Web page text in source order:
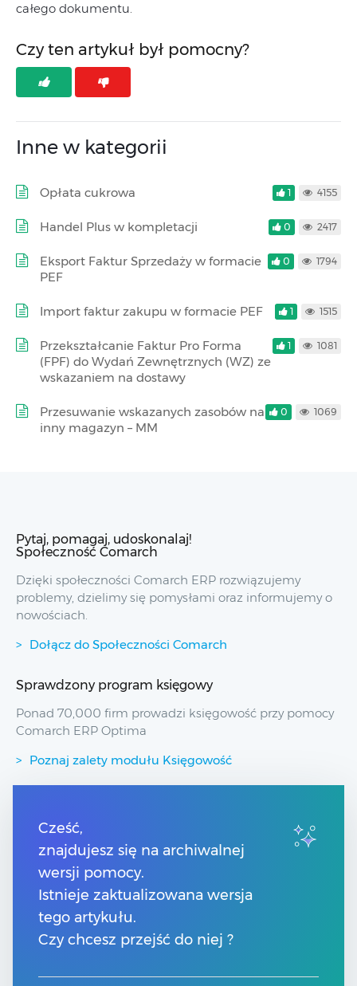
całego dokumentu.
Czy ten artykuł był pomocny?
Inne w kategorii
Opłata cukrowa 1 4155
Handel Plus w kompletacji 0 2417
Eksport Faktur Sprzedaży w formacie
PEF
0 1794
Import faktur zakupu w formacie PEF 1 1515
Przekształcanie Faktur Pro Forma
(FPF) do Wydań Zewnętrznych (WZ) ze
wskazaniem na dostawy
1 1081
Przesuwanie wskazanych zasobów na
inny magazyn – MM
0 1069
Pytaj, pomagaj, udoskonalaj!
Społeczność Comarch
Dzięki społeczności Comarch ERP rozwiązujemy
problemy, dzielimy się pomysłami oraz informujemy o
nowościach.
Dołącz do Społeczności Comarch
Sprawdzony program księgowy
Ponad 70,000 firm prowadzi księgowość przy pomocy
Comarch ERP Optima
Poznaj zalety modułu Księgowość
Przydatne linki
Spis treści
Pomoc Comarch Betterfly
Pomoc Comarch e-Sklep
Pomoc Comarch HRM
Kontakt
Znajdź Partnera Comarch
Cześć,
znajdujesz się na archiwalnej
wersji pomocy.
Istnieje zaktualizowana wersja
tego artykułu.
Czy chcesz przejść do niej ?